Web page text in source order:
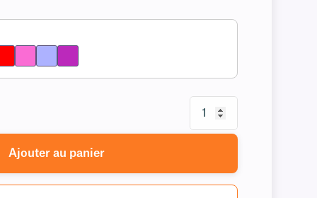
Ajouter au panier